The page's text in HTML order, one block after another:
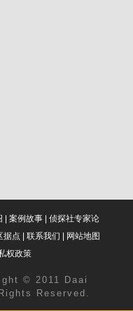
案例故事| 侦探社专家论
据点 联系我们
网站地图
权政策
© 2011 Daai
Reserved.